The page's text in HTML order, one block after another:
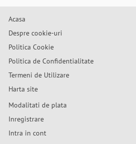
Acasa
Despre cookie-uri
Politica Cookie
Politica de Confidentialitate
Termeni de Utilizare
Harta site
Modalitati de plata
Inregistrare
Intra in cont